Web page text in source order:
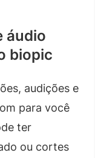
áudio
biopic
audições e
para você
ter
ou cortes